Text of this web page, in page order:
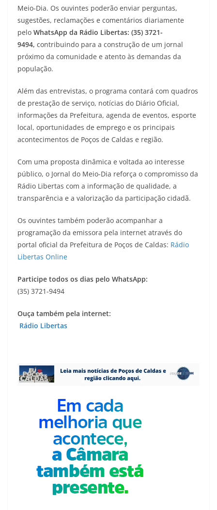
Meio-Dia. Os ouvintes poderão enviar perguntas,
sugestões, reclamações e comentários diariamente
pelo WhatsApp da Rádio Libertas: (35) 3721-
9494, contribuindo para a construção de um jornal
próximo da comunidade e atento às demandas da
população.
Além das entrevistas, o programa contará com quadros
de prestação de serviço, notícias do Diário Oficial,
informações da Prefeitura, agenda de eventos, esporte
local, oportunidades de emprego e os principais
acontecimentos de Poços de Caldas e região.
Com uma proposta dinâmica e voltada ao interesse
público, o Jornal do Meio-Dia reforça o compromisso da
Rádio Libertas com a informação de qualidade, a
transparência e a valorização da participação cidadã.
Os ouvintes também poderão acompanhar a
programação da emissora pela internet através do
portal oficial da Prefeitura de Poços de Caldas: Rádio
Libertas Online
Participe todos os dias pelo WhatsApp:
(35) 3721-9494
Ouça também pela internet:
Rádio Libertas